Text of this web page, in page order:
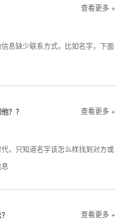
查看更多 +
息缺少联系方式，比如名字，下面
？？ 查看更多 +
，只知道名字该怎么样找到对方或
查看更多 +